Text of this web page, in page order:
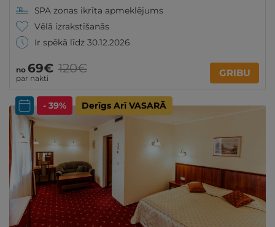
SPA zonas ikrīta apmeklējums
Vēlā izrakstīšanās
Ir spēkā līdz 30.12.2026
no 69€
par nakti
120€ GRIBU
- 39% Derīgs Arī VASARĀ